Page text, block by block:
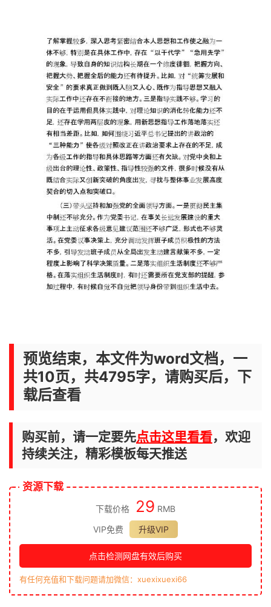
预览结束，本文件为word文档，一
共10页，共4795字，请购买后，下
载后查看
购买前，请一定要先点击这里看看，欢迎
持续关注，精彩模板每天推送
资源下载
下载价格 29 RMB
VIP免费
升级VIP
点击检测网盘有效后购买
有任何充值和下载问题请加微信：xuexixuexi66